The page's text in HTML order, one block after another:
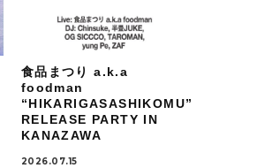
食品まつり a.k.a
foodman
“HIKARIGASASHIKOMU”
RELEASE PARTY IN
KANAZAWA
2026.07.15